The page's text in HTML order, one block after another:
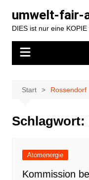
Inhalt
springen
umwelt-fair-
DIES ist nur eine
Start Rossendorf
Schlagwort:
Atomenergie
Kommission